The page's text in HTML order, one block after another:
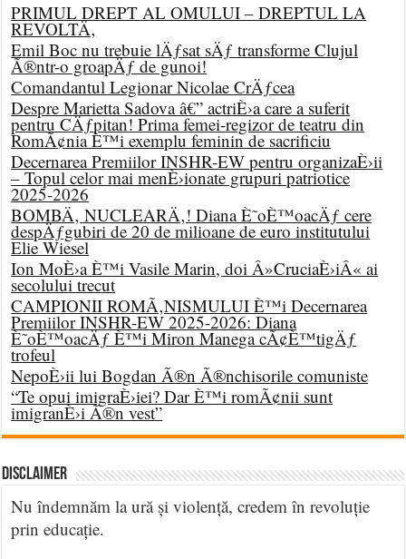
PRIMUL DREPT AL OMULUI – DREPTUL LA
REVOLTÄ‚
Emil Boc nu trebuie lÄƒsat sÄƒ transforme Clujul
Ã®ntr-o groapÄƒ de gunoi!
Comandantul Legionar Nicolae CrÄƒcea
Despre Marietta Sadova â€” actriÈ›a care a suferit
pentru CÄƒpitan! Prima femei-regizor de teatru din
RomÃ¢nia È™i exemplu feminin de sacrificiu
Decernarea Premiilor INSHR-EW pentru organizaÈ›ii
– Topul celor mai menÈ›ionate grupuri patriotice
2025-2026
BOMBÄ‚ NUCLEARÄ‚! Diana È˜oÈ™oacÄƒ cere
despÄƒgubiri de 20 de milioane de euro institutului
Elie Wiesel
Ion MoÈ›a È™i Vasile Marin, doi Â»CruciaÈ›iÂ« ai
secolului trecut
CAMPIONII ROMÃ‚NISMULUI È™i Decernarea
Premiilor INSHR-EW 2025-2026: Diana
È˜oÈ™oacÄƒ È™i Miron Manega cÃ¢È™tigÄƒ
trofeul
NepoÈ›ii lui Bogdan Ã®n Ã®nchisorile comuniste
“Te opui imigraÈ›iei? Dar È™i romÃ¢nii sunt
imigranÈ›i Ã®n vest”
DISCLAIMER
Nu îndemnăm la ură și violență, credem în revoluție
prin educație.